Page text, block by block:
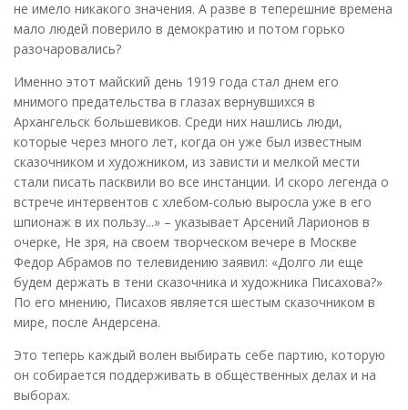
не имело никакого значения. А разве в теперешние времена
мало людей поверило в демократию и потом горько
разочаровались?
Именно этот майский день 1919 года стал днем его
мнимого предательства в глазах вернувшихся в
Архангельск большевиков. Среди них нашлись люди,
которые через много лет, когда он уже был известным
сказочником и художником, из зависти и мелкой мести
стали писать пасквили во все инстанции. И скоро легенда о
встрече интервентов с хлебом-солью выросла уже в его
шпионаж в их пользу...» – указывает Арсений Ларионов в
очерке, Не зря, на своем творческом вечере в Москве
Федор Абрамов по телевидению заявил: «Долго ли еще
будем держать в тени сказочника и художника Писахова?»
По его мнению, Писахов является шестым сказочником в
мире, после Андерсена.
Это теперь каждый волен выбирать себе партию, которую
он собирается поддерживать в общественных делах и на
выборах.